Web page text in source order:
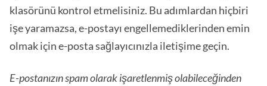
klasörünü kontrol etmelisiniz. Bu adımlardan hiçbiri
işe yaramazsa, e-postayı engellemediklerinden emin
olmak için e-posta sağlayıcınızla iletişime geçin.
E-postanızın spam olarak işaretlenmiş olabileceğinden